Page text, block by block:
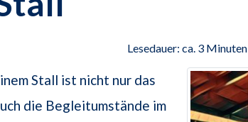
Lesedauer: ca. 3 Minuten
Stall ist nicht nur das
die Begleitumstände im